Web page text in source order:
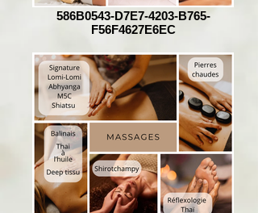
586B0543-D7E7-4203-B765-
F56F4627E6EC